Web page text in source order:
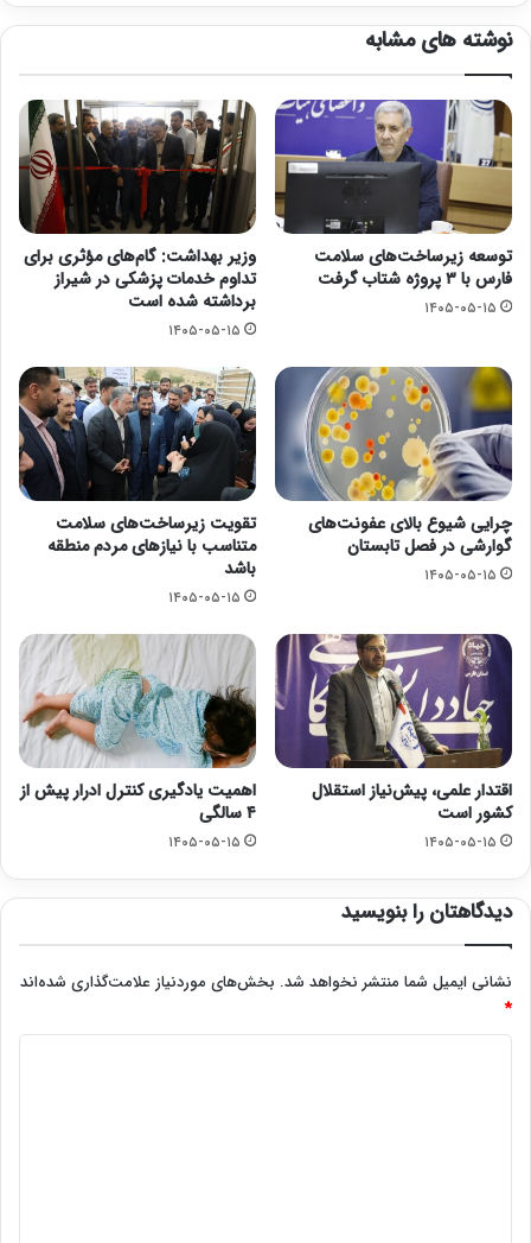
نوشته های مشابه
توسعه زیرساخت‌های سلامت
فارس با ۳ پروژه شتاب گرفت
۱۴۰۵-۰۵-۱۵
وزیر بهداشت: گام‌های مؤثری برای
تداوم خدمات پزشکی در شیراز
برداشته شده است
۱۴۰۵-۰۵-۱۵
چرایی شیوع بالای عفونت‌های
گوارشی در فصل تابستان
۱۴۰۵-۰۵-۱۵
تقویت زیرساخت‌های سلامت
متناسب با نیازهای مردم منطقه
باشد
۱۴۰۵-۰۵-۱۵
اقتدار علمی، پیش‌نیاز استقلال
کشور است
۱۴۰۵-۰۵-۱۵
اهمیت یادگیری کنترل ادرار پیش از
۴ سالگی
۱۴۰۵-۰۵-۱۵
دیدگاهتان را بنویسید
نشانی ایمیل شما منتشر نخواهد شد. بخش‌های موردنیاز علامت‌گذاری شده‌اند
*